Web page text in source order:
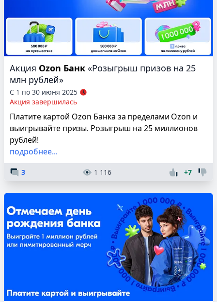
Акция Ozon Банк «Розыгрыш призов на 25
млн рублей»
С 1 по 30 июня 2025
Акция завершилась
Платите картой Ozon Банка за пределами Ozon и
выигрывайте призы. Розыгрыш на 25 миллионов
рублей!
подробнее...
3 1 116 +7